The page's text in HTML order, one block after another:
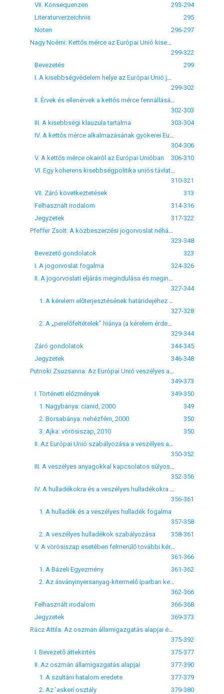
VII. Konsequenzen
293-294
Literaturverzeichnis
295
Noten
296-297
299-322
Bevezetés
299
299-302
302-303
III. A kisebbségi klauzula tartalma
303-304
304-306
V. A kettős mérce okairól az Európai Unióban
306-310
310-321
VII. Záró következtetések
313
Felhasznált irodalom
314-316
Jegyzetek
317-322
323-348
Bevezető gondolatok
323
I. A jogorvoslat fogalma
324-326
327-344
327-328
329-344
Záró gondolatok
344-345
Jegyzetek
346-348
349-373
I. Történeti előzmények
349-350
1. Nagybánya: cianid, 2000
349
2. Borsabánya: nehézfém, 2000
350
3. Ajka: vörösiszap, 2010
350
350-352
352-356
356-361
1. A hulladék és a veszélyes hulladék fogalma
357-358
2. A veszélyes hulladékok szabályozása
358-361
V. A vörösiszap esetében felmerülő további kérdések
361-366
1. A Bázeli Egyezmény
361-362
362-366
Felhasznált irodalom
366-368
Jegyzetek
369-373
375-392
I. Bevezető áttekintés
375-377
II. Az oszmán államigazgatás alapjai
377-390
1. A szultáni hatalom eredete
377-379
2. Az ’askerí osztály
379-380